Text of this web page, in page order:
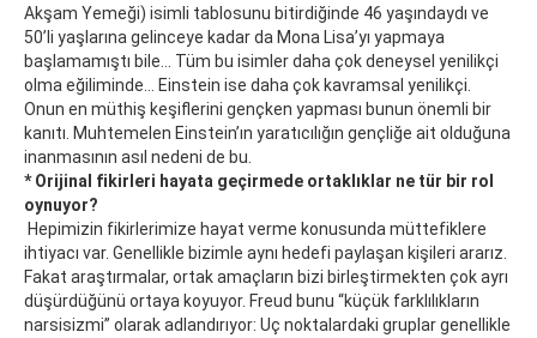
Akşam Yemeği) isimli tablosunu bitirdiğinde 46 yaşındaydı ve
50’li yaşlarına gelinceye kadar da Mona Lisa’yı yapmaya
başlamamıştı bile… Tüm bu isimler daha çok deneysel yenilikçi
olma eğiliminde… Einstein ise daha çok kavramsal yenilikçi.
Onun en müthiş keşiflerini gençken yapması bunun önemli bir
kanıtı. Muhtemelen Einstein’ın yaratıcılığın gençliğe ait olduğuna
inanmasının asıl nedeni de bu.
* Orijinal fikirleri hayata geçirmede ortaklıklar ne tür bir rol
oynuyor?
Hepimizin fikirlerimize hayat verme konusunda müttefiklere
ihtiyacı var. Genellikle bizimle aynı hedefi paylaşan kişileri ararız.
Fakat araştırmalar, ortak amaçların bizi birleştirmekten çok ayrı
düşürdüğünü ortaya koyuyor. Freud bunu “küçük farklılıkların
narsisizmi” olarak adlandırıyor: Uç noktalardaki gruplar genellikle